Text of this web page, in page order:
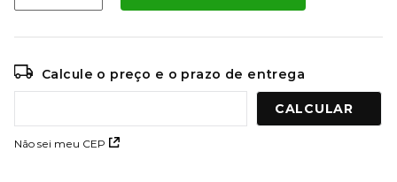
Calcule o preço e o prazo de entrega
Não sei meu CEP